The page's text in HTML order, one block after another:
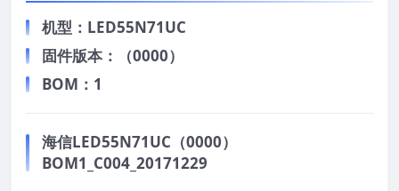
机型：LED55N71UC
固件版本：（0000）
BOM：1
海信LED55N71UC（0000）
BOM1_C004_20171229